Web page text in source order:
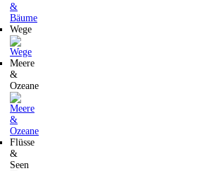
Wege
Meere
&
Ozeane
Flüsse
&
Seen